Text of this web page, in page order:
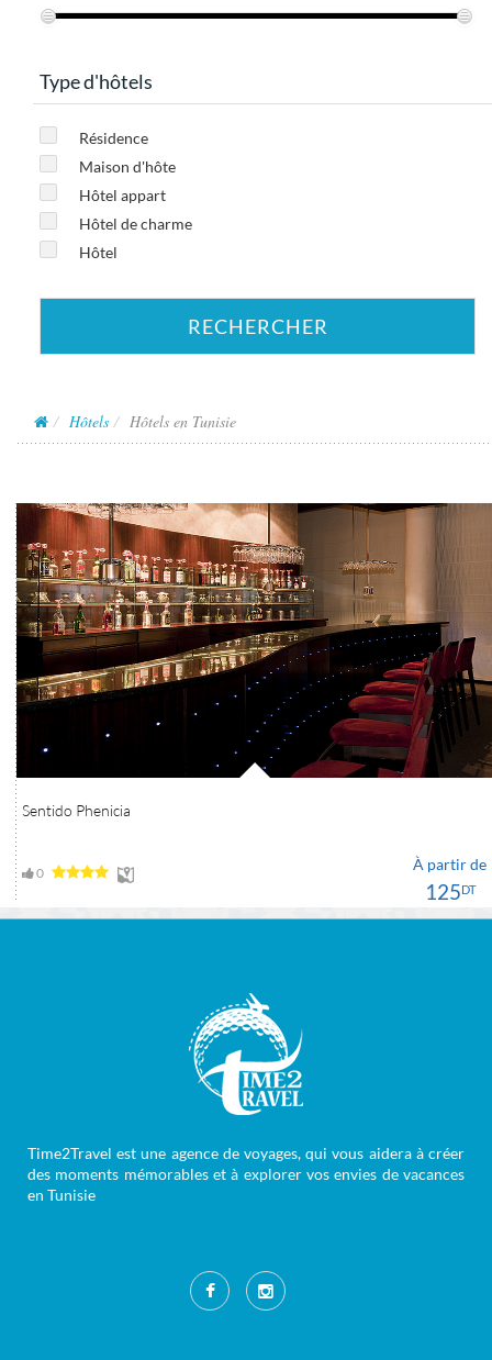
Type d'hôtels
Résidence
Maison d'hôte
Hôtel appart
Hôtel de charme
Hôtel
RECHERCHER
Hôtels Hôtels en Tunisie
Sentido Phenicia
0 À partir de
125DT
Time2Travel est une agence de voyages, qui vous aidera à créer
des moments mémorables et à explorer vos envies de vacances
en Tunisie